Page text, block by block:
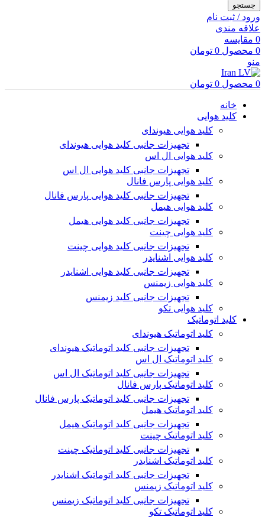
جستجو
ورود / ثبت نام
علاقه مندی
0 مقایسه
0 محصول 0 تومان
منو
0 محصول 0 تومان
خانه
کلید هوایی
کلید هوایی هیوندای
تجهیزات جانبی کلید هوایی هیوندای
کلید هوایی ال اس
تجهیزات جانبی کلید هوایی ال اس
کلید هوایی پارس فانال
تجهیزات جانبی کلید هوایی پارس فانال
کلید هوایی هیمل
تجهیزات جانبی کلید هوایی هیمل
کلید هوایی چینت
تجهیزات جانبی کلید هوایی چینت
کلید هوایی اشنایدر
تجهیزات جانبی کلید هوایی اشنایدر
کلید هوایی زیمنس
تجهیزات جانبی کلید زیمنس
کلید هوایی تکو
کلید اتوماتیک
کلید اتوماتیک هیوندای
تجهیزات جانبی کلید اتوماتیک هیوندای
کلید اتوماتیک ال اس
تجهیزات جانبی کلید اتوماتیک ال اس
کلید اتوماتیک پارس فانال
تجهیزات جانبی کلید اتوماتیک پارس فانال
کلید اتوماتیک هیمل
تجهیزات جانبی کلید اتوماتیک هیمل
کلید اتوماتیک چینت
تجهیزات جانبی کلید اتوماتیک چینت
کلید اتوماتیک اشنایدر
تجهیزات جانبی کلید اتوماتیک اشنایدر
کلید اتوماتیک زیمنس
تجهیزات جانبی کلید اتوماتیک زیمنس
کلید اتوماتیک تکو